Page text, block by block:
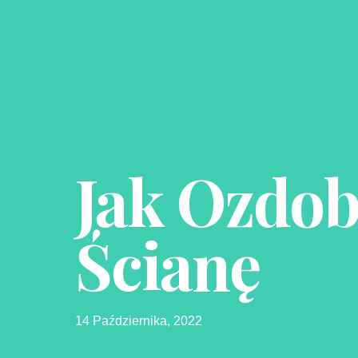
Jak
Ścianę
14 Października, 2022